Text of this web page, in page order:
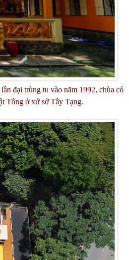
đại trùng tu vào năm 1992, chùa có
Tông ở xứ sở Tây Tạng.